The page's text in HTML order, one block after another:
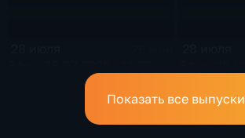
Показать все выпуски